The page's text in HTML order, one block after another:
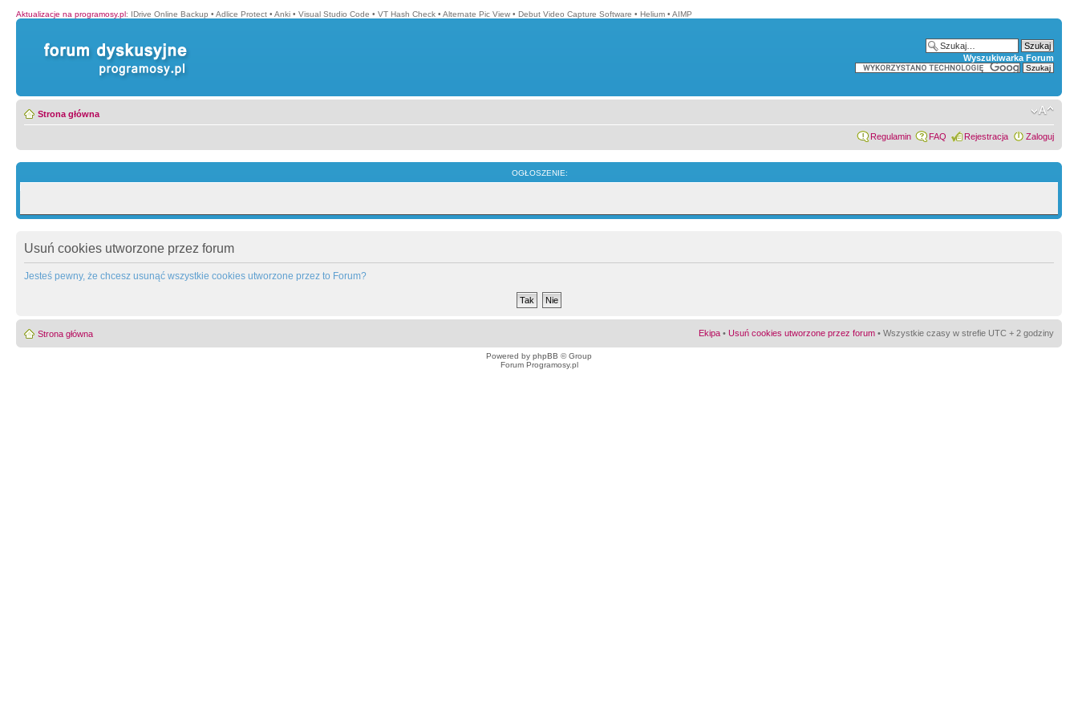
Aktualizacje na programosy.pl: IDrive Online Backup • Adlice Protect • Anki • Visual Studio Code • VT Hash Check • Alternate Pic View • Debut Video Capture Software • Helium • AIMP
Wyszukiwarka Forum
Strona główna
Regulamin FAQ Rejestracja Zaloguj
OGŁOSZENIE:
Usuń cookies utworzone przez forum
Jesteś pewny, że chcesz usunąć wszystkie cookies utworzone przez to Forum?
Strona główna Ekipa • Usuń cookies utworzone przez forum • Wszystkie czasy w strefie UTC + 2 godziny
Powered by phpBB © Group
Forum Programosy.pl